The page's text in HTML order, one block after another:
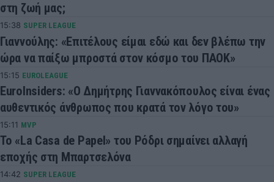
στη ζωή μας;
15:38 SUPER LEAGUE
Γιαννούλης: «Επιτέλους είμαι εδώ και δεν βλέπω την
ώρα να παίξω μπροστά στον κόσμο του ΠΑΟΚ»
15:15 EUROLEAGUE
EuroInsiders: «Ο Δημήτρης Γιαννακόπουλος είναι ένας
αυθεντικός άνθρωπος που κρατά τον λόγο του»
15:11 MVP
Το «La Casa de Papel» του Ρόδρι σημαίνει αλλαγή
εποχής στη Μπαρτσελόνα
14:42 SUPER LEAGUE